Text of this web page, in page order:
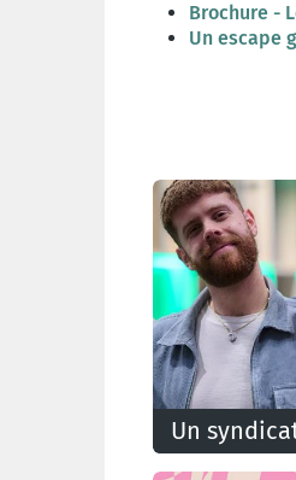
Brochure -
Un escape
Un